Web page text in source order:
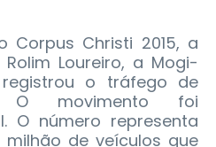
Corpus Christi 2015, a
Loureiro, a Mogi-
o tráfego de
O movimento foi
O número representa
milhão de veículos que